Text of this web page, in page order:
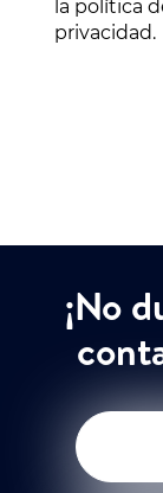
la política
privacidad.
¡No